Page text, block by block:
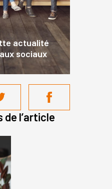
actualité
sociaux
de l’article